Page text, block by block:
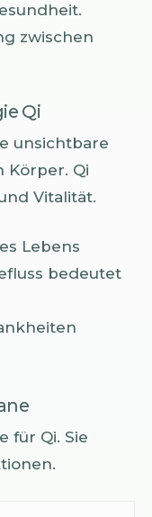
zwischen
Qi
unsichtbare
Körper. Qi
Vitalität.
Lebens
bedeutet
für Qi. Sie